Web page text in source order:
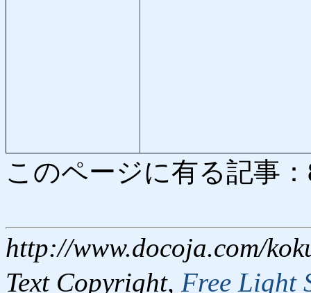
このページに有る記事
http://www.docoja.com/
Text Copyright, Free Light